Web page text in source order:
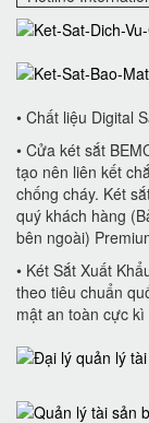
• Chất liệu Digital
• Cửa két sắt
tạo nên liên kết
chống cháy. Két
quý khách hàng
bên ngoài)
• Két Sắt Xuất
theo tiêu chuẩn
mật an toàn cực